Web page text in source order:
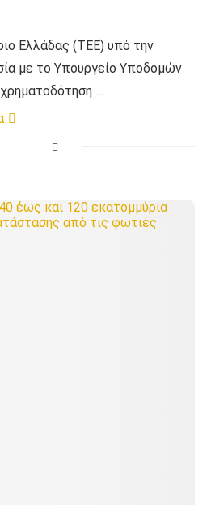
Ελλάδας (ΤΕΕ) υπό την
με το Υπουργείο Υποδομών
…